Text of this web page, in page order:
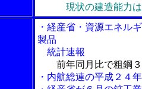
現状の建造能力
・経産省・資源エネル
製品
統計速報
前年同月比で粗鋼
・内航総連の平成２４